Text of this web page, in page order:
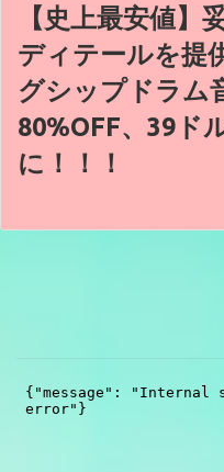
【史上最安値】
ディテールを提
グシップドラム
80%OFF、39ド
に！！！